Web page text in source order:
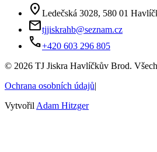
location_on Ledečská 3028, 580 01
mailtjjiskrahb@seznam.cz
phone+420 603 296 805
© 2026 TJ Jiskra Havlíčkův Brod.
Ochrana osobních údajů|
Vytvořil Adam Hitzger